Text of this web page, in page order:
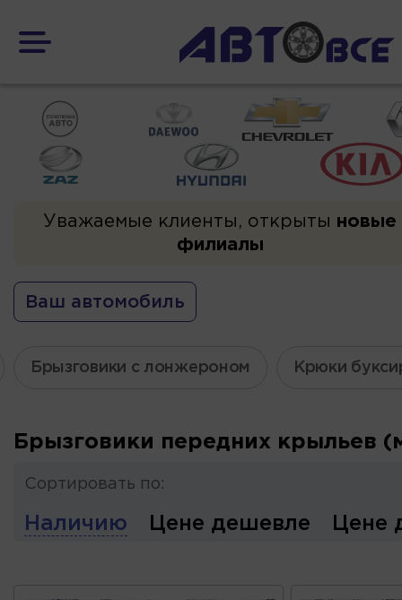
Уважаемые клиенты, открыты новые
филиалы
Ваш автомобиль
Брызговики с лонжероном Крюки
Брызговики передних крыльев
Сортировать по:
Наличию Цене дешевле Цене